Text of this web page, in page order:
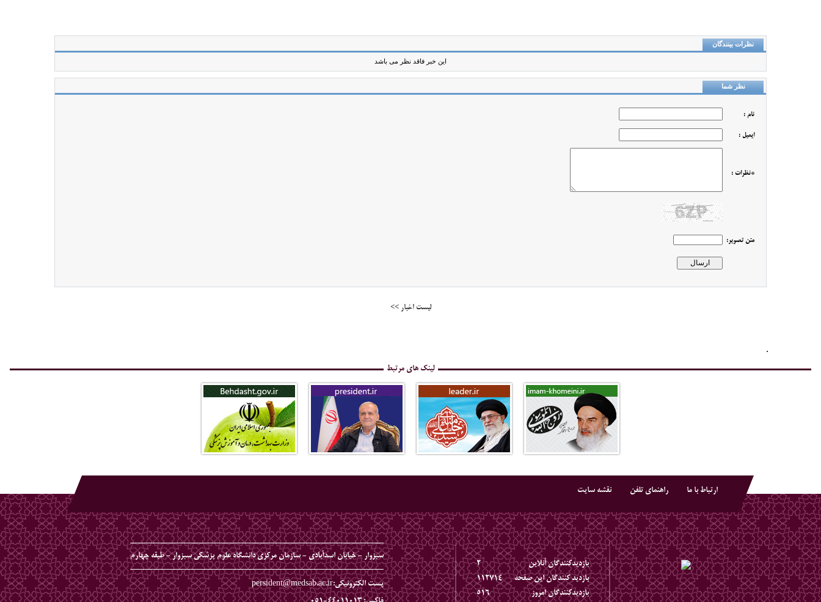
نظرات بینندگان
این خبر فاقد نظر می باشد
نظر شما
نام :
ایمیل :
*نظرات :
متن تصویر:
لیست اخبار >>
.
لینک های مرتبط
ارتباط با ما راهنمای تلفن نقشه سایت
بازديدکنندگان آنلاين
2
بازديد کنندگان اين صفحه
112714
بازديدکنندگان امروز
516
سبزوار - خیابان اسدآبادی - سازمان مرکزی دانشگاه علوم پزشکی سبزوار - طبقه چهارم
پست الکترونیکی:persident@medsab.ac.ir